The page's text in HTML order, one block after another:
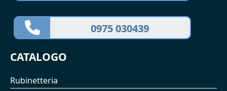
0975 030439
CATALOGO
Rubinetteria